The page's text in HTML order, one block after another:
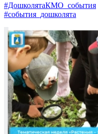
#ДошколятаКМО_события
#события_дошколята